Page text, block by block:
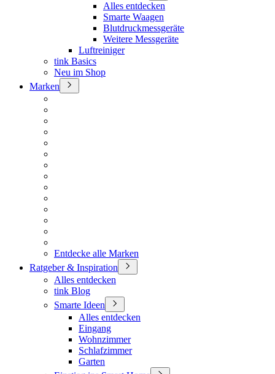
Alles entdecken
Smarte Waagen
Blutdruckmessgeräte
Weitere Messgeräte
Luftreiniger
tink Basics
Neu im Shop
Marken
Entdecke alle Marken
Ratgeber & Inspiration
Alles entdecken
tink Blog
Smarte Ideen
Alles entdecken
Eingang
Wohnzimmer
Schlafzimmer
Garten